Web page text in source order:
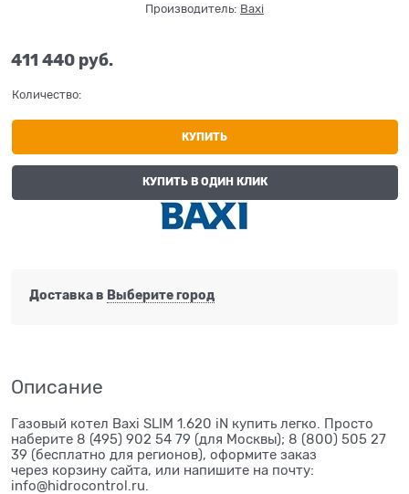
Производитель: Baxi
411 440 руб.
Количество:
КУПИТЬ
КУПИТЬ В ОДИН КЛИК
Доставка в Выберите город
Описание
Газовый котел Baxi SLIM 1.620 iN купить легко. Просто
наберите 8 (495) 902 54 79 (для Москвы); 8 (800) 505 27
39 (бесплатно для регионов), оформите заказ
через корзину сайта, или напишите на почту:
info@hidrocontrol.ru.